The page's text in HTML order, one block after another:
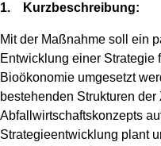
1. Kurzbeschreibung:
Mit der Maßnahme soll ein
Entwicklung einer Strategie
Bioökonomie umgesetzt
bestehenden Strukturen
Abfallwirtschaftskonzepts
Strategieentwicklung plant